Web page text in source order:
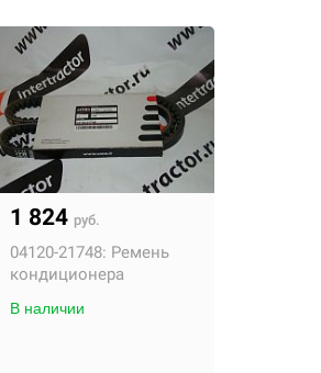
1 824 руб.
04120-21748: Ремень
кондиционера
В наличии